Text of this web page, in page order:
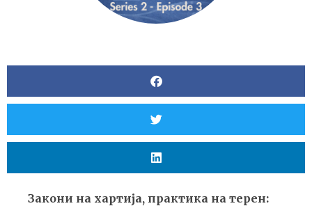
Закони на хартија, практика на терен: